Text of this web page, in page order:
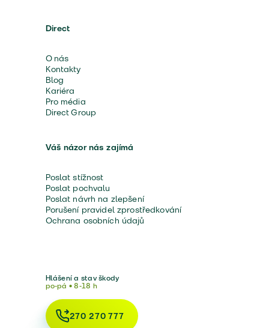
Direct
O nás
Kontakty
Blog
Kariéra
Pro média
Direct Group
Váš názor nás zajímá
Poslat stížnost
Poslat pochvalu
Poslat návrh na zlepšení
Porušení pravidel zprostředkování
Ochrana osobních údajů
Hlášení a stav škody
po-pá • 8-18 h
270 270 777